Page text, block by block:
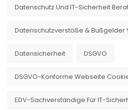
Datenschutz Und IT-Sicherheit
Datenschutzverstöße & Bußgelder
Datensicherheit DSGVO
DSGVO-Konforme Webseite
EDV-Sachverständige Für IT-